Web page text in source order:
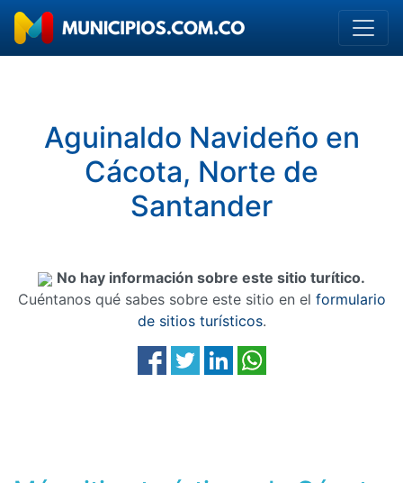
Aguinaldo Navideño en
Cácota, Norte de
Santander
No hay información sobre este sitio turítico.
Cuéntanos qué sabes sobre este sitio en el formulario
de sitios turísticos.